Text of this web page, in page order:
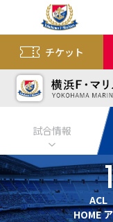
チケット
試合情報
ACL
HOME